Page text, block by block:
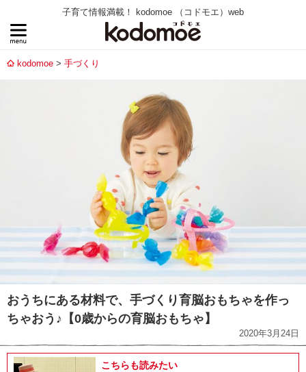
子育て情報満載！ kodomoe （コドモエ）web
kodomoe 手づくり
おうちにある材料で、手づくり育脳おもちゃを作っ
ちゃおう♪【0歳からの育脳おもちゃ】
2020年3月24日
こちらも読みたい